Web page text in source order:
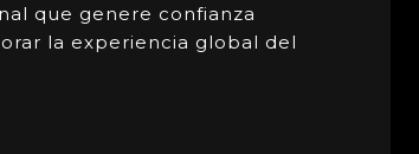
que genere confianza
la experiencia global del